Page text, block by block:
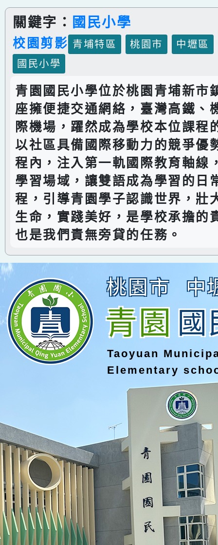
關鍵字： 國民小學
校園剪影 青埔特區 桃園市
中壢區
國民小學
青園國民小學位於桃園青埔新市
座擁便捷交通網絡，臺灣高鐵、
際機場，躍然成為學校本位課程
以社區具備國際移動力的競爭優
程內，注入第一軌國際教育軸線
學習場域，讓雙語成為學習的日
程，引導青園學子認識世界，壯
生命，實踐美好，是學校承擔的
也是我們責無旁貸的任務。
桃園市 中
青園國
Taoyuan
Elementary